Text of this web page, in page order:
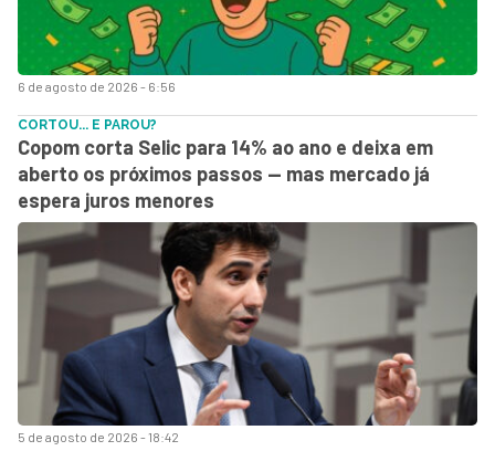
6 de agosto de 2026 - 6:56
5 de agosto de 2026 - 18:42
CORTOU... E PAROU?
Copom corta Selic para 14% ao ano e deixa em
aberto os próximos passos — mas mercado já
espera juros menores